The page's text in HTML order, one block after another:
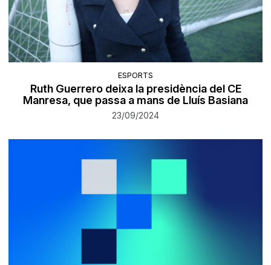
ESPORTS
Ruth Guerrero deixa la presidència del CE
Manresa, que passa a mans de Lluís Basiana
23/09/2024